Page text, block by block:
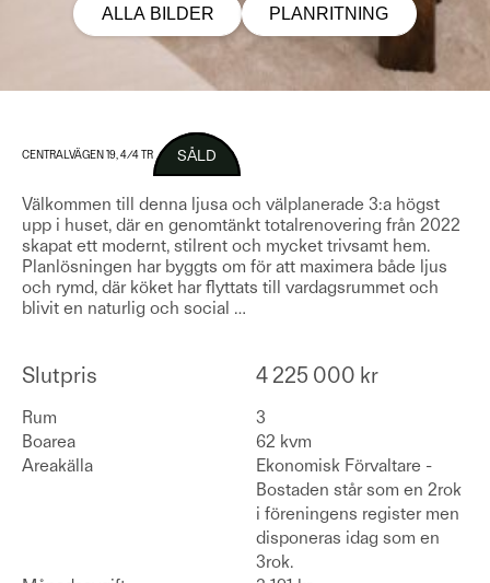
ALLA BILDER PLANRITNING
CENTRALVÄGEN 19, 4/4 TR SÅLD
Välkommen till denna ljusa och välplanerade 3:a högst
upp i huset, där en genomtänkt totalrenovering från 2022
skapat ett modernt, stilrent och mycket trivsamt hem.
Planlösningen har byggts om för att maximera både ljus
och rymd, där köket har flyttats till vardagsrummet och
blivit en naturlig och social …
Slutpris 4 225 000 kr
Rum
3
Boarea
62 kvm
Areakälla
Ekonomisk Förvaltare -
Bostaden står som en 2rok
i föreningens register men
disponeras idag som en
3rok.